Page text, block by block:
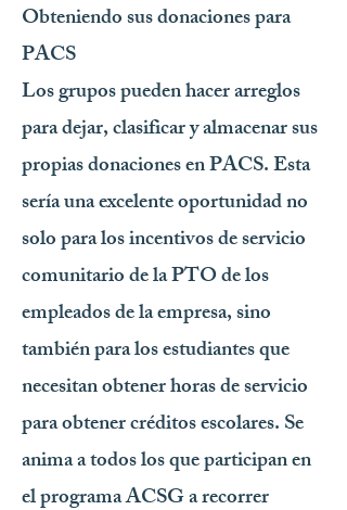
​Obteniendo sus donaciones para
PACS
Los grupos pueden hacer arreglos
para dejar, clasificar y almacenar sus
propias donaciones en PACS. Esta
sería una excelente oportunidad no
solo para los incentivos de servicio
comunitario de la PTO de los
empleados de la empresa, sino
también para los estudiantes que
necesitan obtener horas de servicio
para obtener créditos escolares. Se
anima a todos los que participan en
el programa ACSG a recorrer